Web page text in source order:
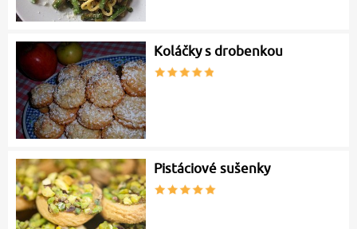
Koláčky s drobenkou
Pistáciové sušenky